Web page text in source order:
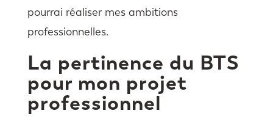
pourrai réaliser mes ambitions
professionnelles.
La pertinence du BTS
pour mon projet
professionnel